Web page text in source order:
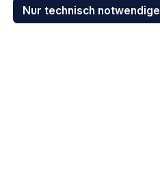
Erklärung zur Barrierefreiheit
Download-Center
Nur technisch notwendige